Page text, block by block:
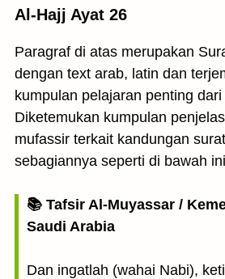
Al-Hajj Ayat 26
Paragraf di atas merupakan
dengan text arab, latin dan
kumpulan pelajaran penting
Diketemukan kumpulan
mufassir terkait kandungan
sebagiannya seperti di bawah
📚 Tafsir Al-Muyassar /
Saudi Arabia
Dan ingatlah (wahai Nabi),